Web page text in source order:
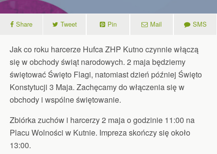
Share Tweet Pin Mail SMS
Jak co roku harcerze Hufca ZHP Kutno czynnie włączą
się w obchody świąt narodowych. 2 maja będziemy
świętować Święto Flagi, natomiast dzień później Święto
Konstytucji 3 Maja. Zachęcamy do włączenia się w
obchody i wspólne świętowanie.
Zbiórka zuchów i harcerzy 2 maja o godzinie 11:00 na
Placu Wolności w Kutnie. Impreza skończy się około
13:00.